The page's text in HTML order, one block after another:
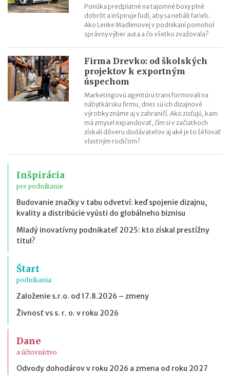
Ponúka predplatné na tajomné boxy plné
dobrôt a inšpiruje ľudí, aby sa nebáli farieb.
Ako Lenke Madlenovej v podnikaní pomohol
správny výber auta a čo všetko zvažovala?
Firma Drevko: od školských
projektov k exportným
úspechom
Marketingovú agentúru transformovali na
nábytkársku firmu, dnes sú ich dizajnové
výrobky známe aj v zahraničí. Ako zisťujú, kam
má zmysel expandovať, čím si v začiatkoch
získali dôveru dodávateľov aj aké je to šéfovať
vlastným rodičom?
Inšpirácia
pre podnikanie
Budovanie značky v tabu odvetví: keď spojenie dizajnu,
kvality a distribúcie vyústi do globálneho biznisu
Mladý inovatívny podnikateľ 2025: kto získal prestížny
titul?
Štart
podnikania
Založenie s.r.o. od 17.8.2026 – zmeny
Živnosť vs s. r. o. v roku 2026
Dane
a účtovníctvo
Odvody dohodárov v roku 2026 a zmena od roku 2027